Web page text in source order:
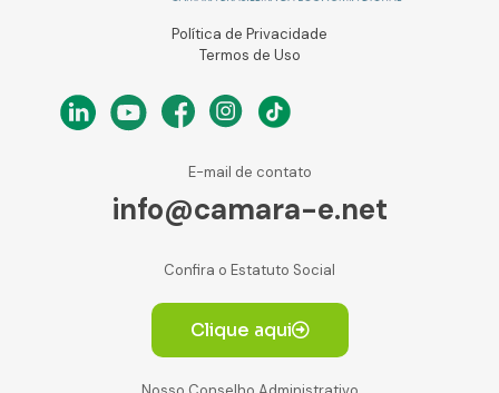
Política de Privacidade
Termos de Uso
E-mail de contato
info@camara-e.net
Confira o Estatuto Social
Clique aqui